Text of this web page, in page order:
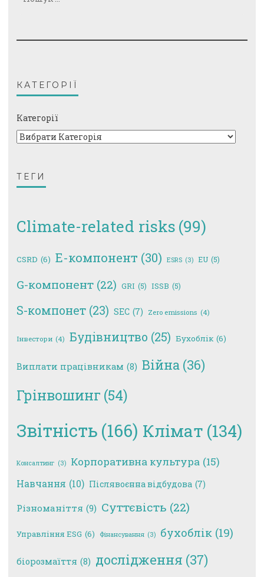
КАТЕГОРІЇ
Категорії
ТЕГИ
Climate-related risks (99)
CSRD (6) E-компонент (30) ESRS (3) EU (5)
G-компонент (22) GRI (5) ISSB (5)
S-компонет (23) SEC (7) Zero emissions (4)
Інвестори (4) Будівництво (25) Бухоблік (6)
Виплати працівникам (8) Війна (36)
Грінвошинг (54)
Звітність (166) Клімат (134)
Консалтинг (3) Корпоративна культура (15)
Навчання (10) Післявоєнна відбудова (7)
Різноманіття (9) Суттєвість (22)
Управління ESG (6) Фінансування (3) бухоблік (19)
біорозмаїття (8) дослідження (37)